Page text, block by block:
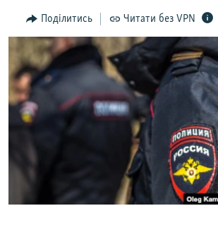
пошуку
ДЕПОРТАЦІЯ
ВІДЕОУРОКИ «ELIFBE»
СВІДЧЕННЯ ОКУПАЦІЇ
УКРАЇНСЬКА ПРОБЛЕМА КРИМУ
ЯК ОБІЙТИ БЛОКУВАННЯ
Русский
Qırımtatar
Поділитись Читати без VPN